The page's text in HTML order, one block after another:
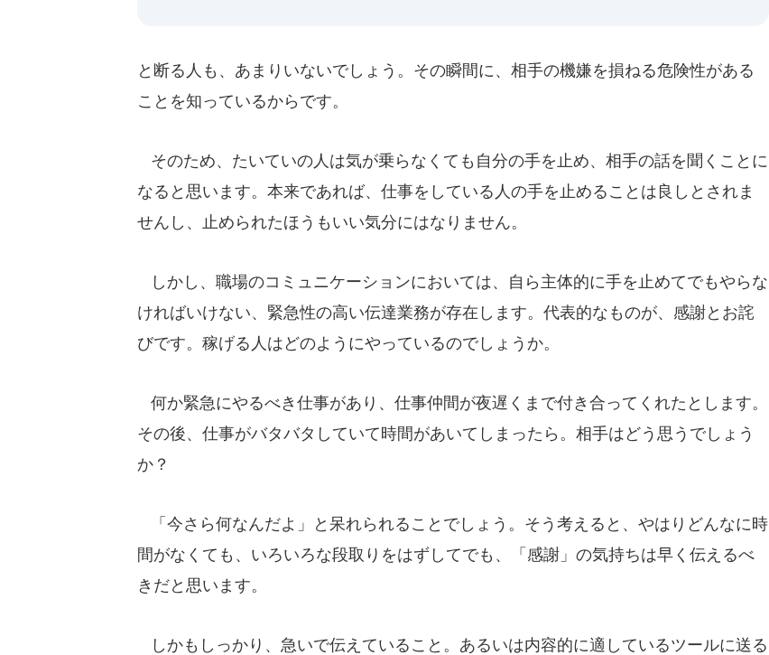
と断る人も、あまりいないでしょう。その瞬間に、相手の機嫌を損ねる危険性がある
ことを知っているからです。
そのため、たいていの人は気が乗らなくても自分の手を止め、相手の話を聞くことに
なると思います。本来であれば、仕事をしている人の手を止めることは良しとされま
せんし、止められたほうもいい気分にはなりません。
しかし、職場のコミュニケーションにおいては、自ら主体的に手を止めてでもやらな
ければいけない、緊急性の高い伝達業務が存在します。代表的なものが、感謝とお詫
びです。稼げる人はどのようにやっているのでしょうか。
何か緊急にやるべき仕事があり、仕事仲間が夜遅くまで付き合ってくれたとします。
その後、仕事がバタバタしていて時間があいてしまったら。相手はどう思うでしょう
か？
「今さら何なんだよ」と呆れられることでしょう。そう考えると、やはりどんなに時
間がなくても、いろいろな段取りをはずしてでも、「感謝」の気持ちは早く伝えるべ
きだと思います。
しかもしっかり、急いで伝えていること。あるいは内容的に適しているツールに送る